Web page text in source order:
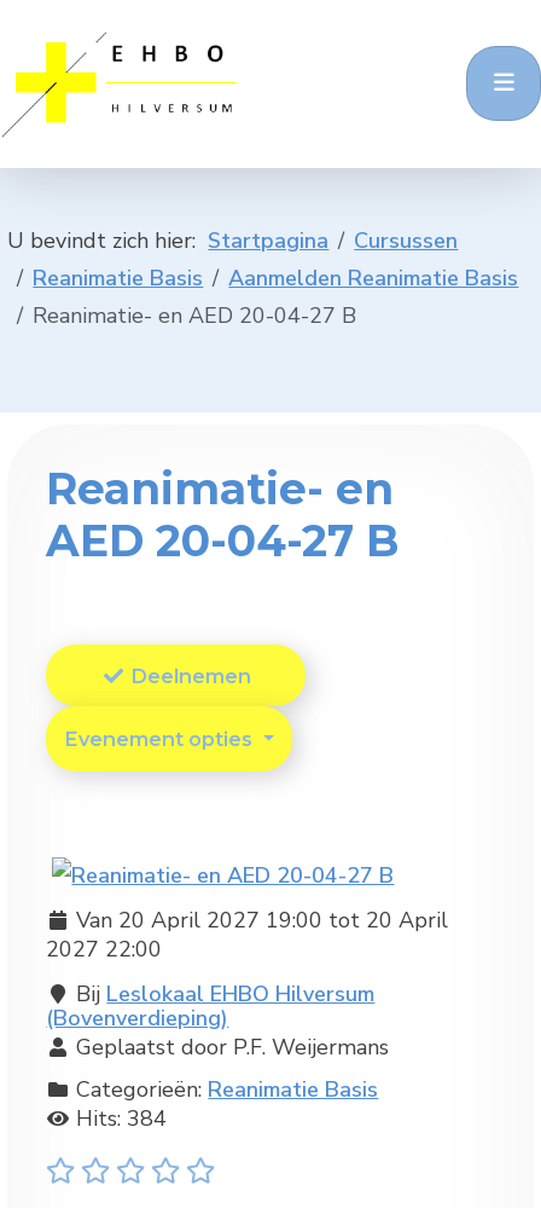
U bevindt zich hier: Startpagina
Cursussen
Reanimatie Basis
Aanmelden Reanimatie Basis
Reanimatie- en AED 20-04-27 B
Reanimatie- en
AED 20-04-27 B
Deelnemen
Evenement opties
Van 20 April 2027 19:00 tot 20 April
2027 22:00
Bij Leslokaal EHBO Hilversum
(Bovenverdieping)
Geplaatst door P.F. Weijermans
Categorieën: Reanimatie Basis
Hits: 384